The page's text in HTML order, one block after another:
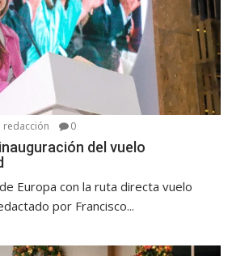
redacción 0
del vuelo
Europa con la ruta directa vuelo
por Francisco...